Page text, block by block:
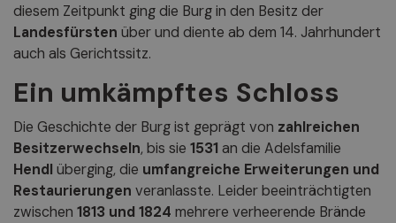
diesem Zeitpunkt ging die Burg in den Besitz der
Landesfürsten über und diente ab dem 14. Jahrhundert
auch als Gerichtssitz.
Ein umkämpftes Schloss
Die Geschichte der Burg ist geprägt von zahlreichen
Besitzerwechseln, bis sie 1531 an die Adelsfamilie
Hendl überging, die umfangreiche Erweiterungen und
Restaurierungen veranlasste. Leider beeinträchtigten
zwischen 1813 und 1824 mehrere verheerende Brände